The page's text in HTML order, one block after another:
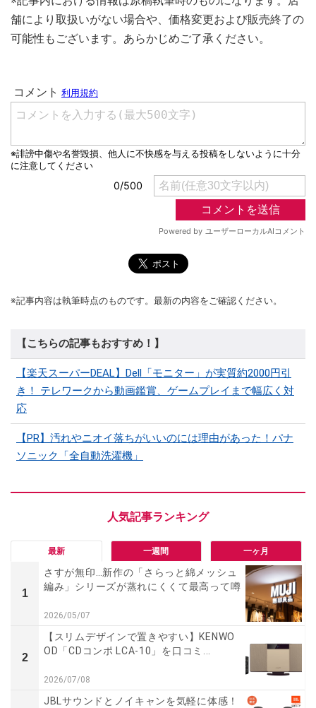
舗により取扱いがない場合や、価格変更および販売終了の
可能性もございます。あらかじめご了承ください。
※記事内容は執筆時点のものです。最新の内容をご確認ください。
【こちらの記事もおすすめ！】
【楽天スーパーDEAL】Dell「モニター」が実質約2000円引
き！ テレワークから動画鑑賞、ゲームプレイまで幅広く対
応
【PR】汚れやニオイ落ちがいいのには理由があった！パナ
ソニック「全自動洗濯機」
最新 一週間 一ヶ月
1
さすが無印…新作の「さらっと綿メッシュ
編み」シリーズが蒸れにくくて最高って噂
2026/05/07
2
【スリムデザインで置きやすい】KENWO
OD「CDコンポ LCA-10」を口コミ...
2026/07/08
JBLサウンドとノイキャンを気軽に体感！